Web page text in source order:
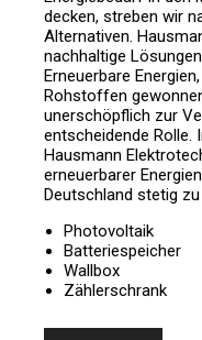
decken, streben wir
Alternativen.
nachhaltige
Erneuerbare
Rohstoffen
unerschöpflich zur
entscheidende Rolle.
Hausmann
erneuerbarer
Deutschland stetig
Photovoltaik
Batteriespeicher
Wallbox
Zählerschrank